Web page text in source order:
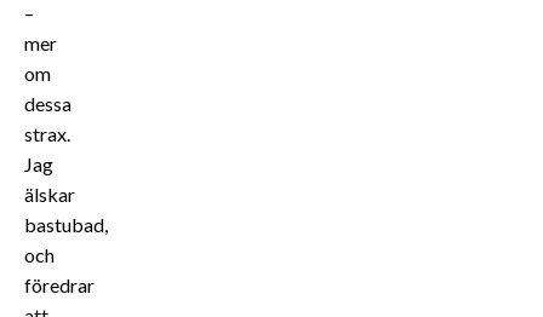
–
mer
om
dessa
strax.
Jag
älskar
bastubad,
och
föredrar